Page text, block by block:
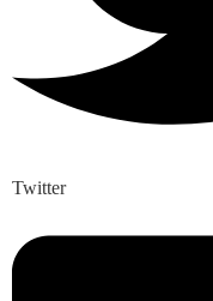
Twitter